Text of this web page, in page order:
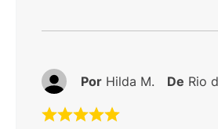
Por Hilda M. De Rio